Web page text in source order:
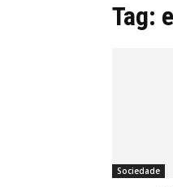
Tag:
Sociedade